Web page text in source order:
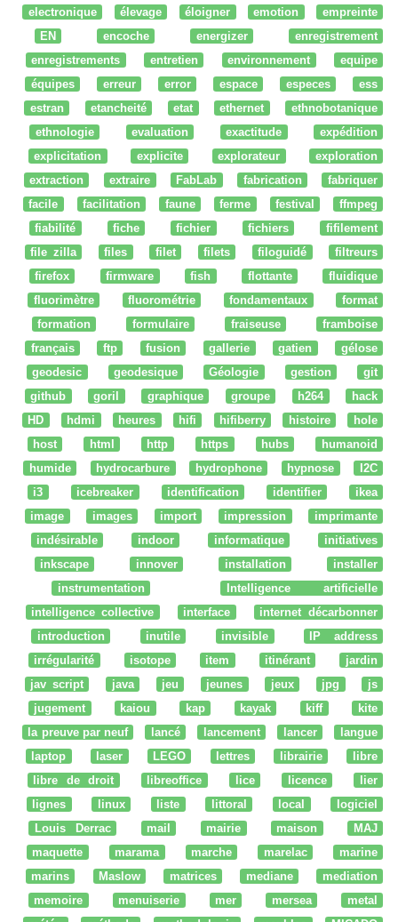
electronique élevage éloigner emotion
empreinte
EN
encoche energizer
enregistrement
enregistrements
entretien environnement
equipe
équipes
erreur error espace especes
ess
estran
etancheité etat ethernet
ethnobotanique
ethnologie
evaluation exactitude
expédition
explicitation
explicite explorateur
exploration
extraction
extraire FabLab fabrication
fabriquer
facile
facilitation faune ferme festival
ffmpeg
fiabilité
fiche fichier fichiers
fifilement
file zilla
files filet filets filoguidé
filtreurs
firefox
firmware fish flottante
fluidique
fluorimètre
fluorométrie fondamentaux
format
formation
formulaire fraiseuse
framboise
français
ftp fusion gallerie gatien
gélose
geodesic
geodesique Géologie gestion
git
github
goril graphique groupe h264
hack
HD
hdmi heures hifi hifiberry histoire
hole
host
html http https hubs
humanoid
humide
hydrocarbure hydrophone hypnose
I2C
i3
icebreaker identification identifier
ikea
image
images import impression
imprimante
indésirable
indoor informatique
initiatives
inkscape
innover installation
installer
instrumentation
Intelligence artificielle
intelligence collective
interface
internet décarbonner
introduction
inutile invisible
IP address
irrégularité
isotope item itinérant
jardin
jav script
java jeu jeunes jeux jpg
js
jugement
kaiou kap kayak kiff
kite
la preuve par neuf
lancé lancement lancer
langue
laptop
laser LEGO lettres librairie
libre
libre de droit
libreoffice lice licence
lier
lignes
linux liste littoral local
logiciel
Louis Derrac
mail mairie maison
MAJ
maquette
marama marche marelac
marine
marins
Maslow matrices mediane
mediation
memoire
menuiserie mer mersea
metal